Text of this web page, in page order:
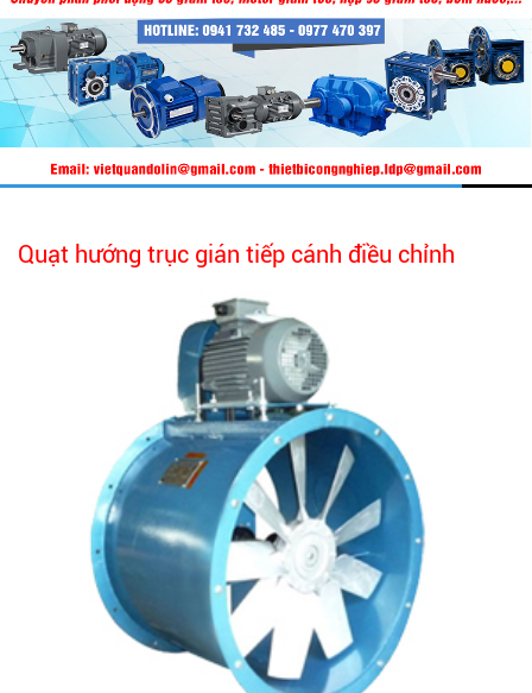
Quạt hướng trục gián tiếp cánh điều chỉnh